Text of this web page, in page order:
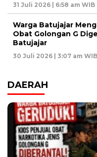
31 Juli 2026 | 6:58 am WIB
Warga Batujajar
Obat Golongan G
Batujajar
30 Juli 2026 | 3:07 am WIB
DAERAH